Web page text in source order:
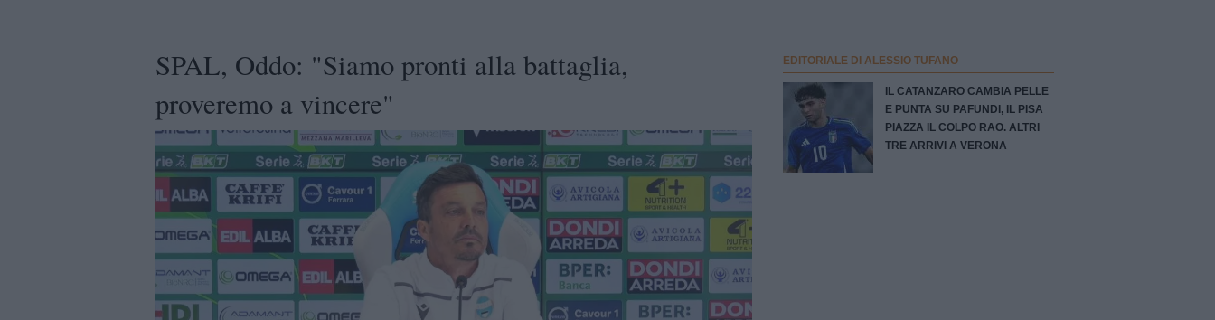
SPAL, Oddo: "Siamo pronti alla battaglia,
proveremo a vincere"
EDITORIALE DI ALESSIO TUFANO
IL CATANZARO CAMBIA PELLE
E PUNTA SU PAFUNDI, IL PISA
PIAZZA IL COLPO RAO. ALTRI
TRE ARRIVI A VERONA